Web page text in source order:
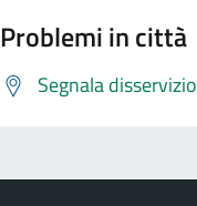
Problemi in città
Segnala disservizio